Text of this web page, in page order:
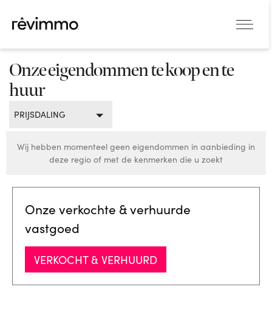
Onze eigendommen te koop en te
huur
PRIJSDALING
Wij hebben momenteel geen eigendommen in aanbieding in
deze regio of met de kenmerken die u zoekt
Onze verkochte & verhuurde
vastgoed
VERKOCHT & VERHUURD